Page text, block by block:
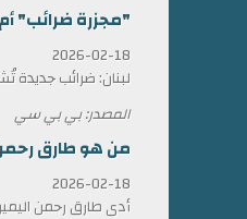
"مجزرة ضرائب" أم
2026-02-18
لبنان: ضرائب جديدة
المصدر: بي بي سي
من هو طارق رحمن رئيس
2026-02-18